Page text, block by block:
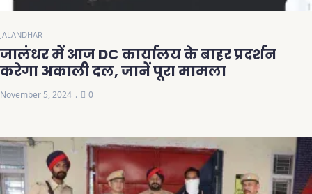
JALANDHAR
जालंधर में आज DC कार्यालय के बाहर प्रदर्शन
करेगा अकाली दल, जानें पूरा मामला
November 5, 2024 0